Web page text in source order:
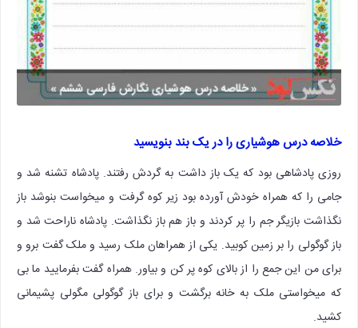
خلاصه درس هوشیاری را در یک بند بنویسید
روزی پادشاهی بود که یک باز داشت به گردش رفتند. پادشاه تشنه شد و
جامی را که همراه خودش آورده بود زیر کوه گرفت و میخواست بنوشد باز
نگذاشت بازیگر جم را پر کردند و باز هم باز نگذاشت. پادشاه ناراحت شد و
باز گوگولی را بر زمین کوبید. یکی از همراهان ملک رسید و ملک گفت برو و
برای من این جمع را از بالای کوه پر کن و بیاور. همراه گفت بفرمایید ما بی
که میخواستی ملک به خانه برگشت و برای باز گوگولی مگولی پشیمانی
کشید.